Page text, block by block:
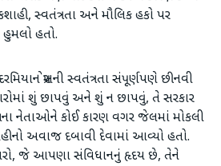
સ્વતંત્રતા અને મૌલિક હકો પર
હતો.
પ્રેસની સ્વતંત્રતા સંપૂર્ણપણે છીનવી
શું છાપવું અને શું ન છાપવું, તે સરકાર
નેતાઓને કોઈ કારણ વગર જેલમાં મોકલી
અવાજ દબાવી દેવામાં આવ્યો હતો.
જે આપણા સંવિધાનનું હૃદય છે, તેને